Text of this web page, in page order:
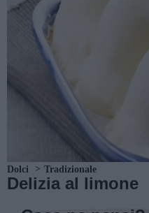
Dolci Tradizionale
Delizia al limone